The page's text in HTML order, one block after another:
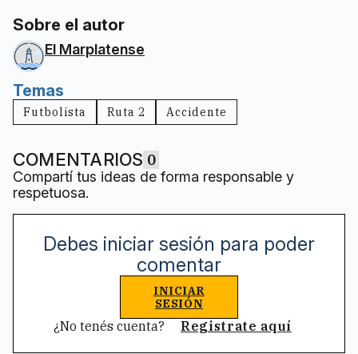
Sobre el autor
El Marplatense
Temas
Futbolista Ruta 2 Accidente
COMENTARIOS 0
Compartí tus ideas de forma responsable y
respetuosa.
Debes iniciar sesión para poder
comentar
INICIAR
SESIÓN
¿No tenés cuenta? Registrate aquí